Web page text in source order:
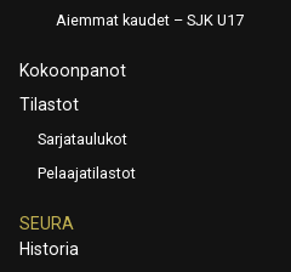
Aiemmat kaudet – SJK U17
Kokoonpanot
Tilastot
Sarjataulukot
Pelaajatilastot
SEURA
Historia